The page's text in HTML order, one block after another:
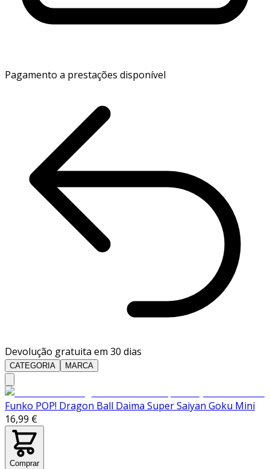
Pagamento a prestações disponível
Devolução gratuita em 30 dias
CATEGORIA MARCA
Funko POP! Dragon Ball Daima Super Saiyan Goku Mini
16,99 €
Comprar